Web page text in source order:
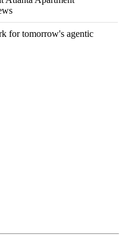
for tomorrow's agentic